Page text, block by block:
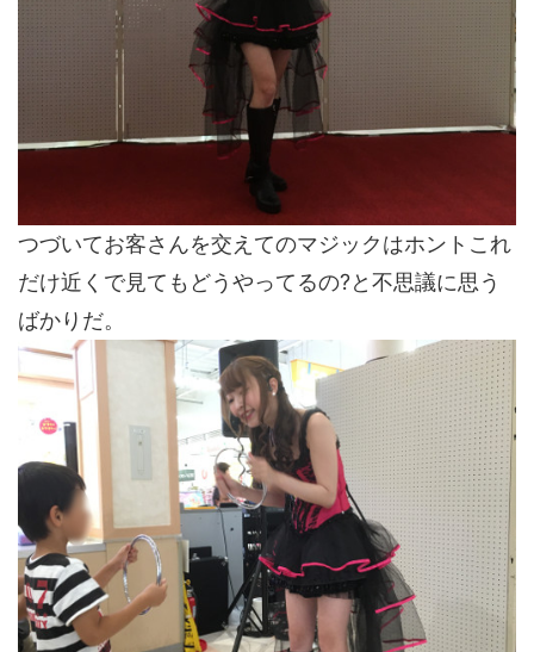
つづいてお客さんを交えてのマジックはホントこれ
だけ近くで見てもどうやってるの?と不思議に思う
ばかりだ。